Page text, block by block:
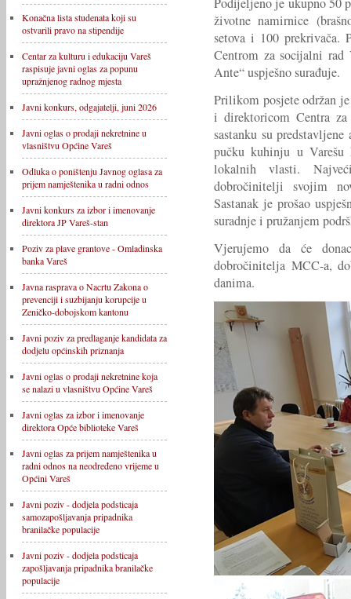
Konačna lista studenata koji su
ostvarili pravo na stipendije
Centar za kulturu i edukaciju Vareš
raspisuje javni oglas za popunu
upražnjenog radnog mjesta
Javni konkurs, odgajatelji, juni 2026
Javni oglas o prodaji nekretnine u
vlasništvu Općine Vareš
Odluka o poništenju Javnog oglasa za
prijem namještenika u radni odnos
Javni konkurs za izbor i imenovanje
direktora JP Vareš-stan
Poziv za plave grantove - Omladinska
banka Vareš
Javna rasprava o Nacrtu Zakona o
prevenciji i suzbijanju korupcije u
Zeničko-dobojskom kantonu
Javni poziv za predlaganje kandidata za
dodjelu općinskih priznanja
Javni oglas o prodaji nekretnine koja
se nalazi u vlasništvu Općine Vareš
Javni oglas za izbor i imenovanje
direktora Opće biblioteke Vareš
Javni oglas za prijem namještenika u
radni odnos na neodređeno vrijeme u
Općini Vareš
Javni poziv - dodjela podsticaja
samozapošljavanja pripadnika
branilačke populacije
Javni poziv - dodjela podsticaja
zapošljavanja pripadnika branilačke
populacije
životne namirnice
setova i 100 prekrivača.
Centrom za socijalni rad
Ante“ uspješno surađuje.
Prilikom posjete održan
i direktoricom Centra
sastanku su
pučku kuhinju u
lokalnih vlasti.
dobročinitelji svojim
Sastanak je prošao
suradnje i pružanjem
Vjerujemo da će
dobročinitelja MCC-a,
danima.